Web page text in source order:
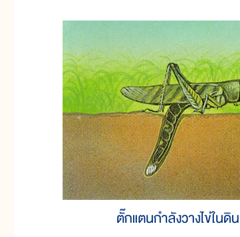
ตั๊กแตนกำลังวางไข่ในดิน